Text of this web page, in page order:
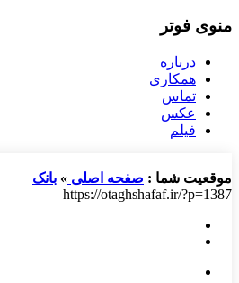
منوی فوتر
درباره
همکاری
تماس
عکس
فیلم
موقعیت شما : صفحه اصلی » بانک
https://otaghshafaf.ir/?p=1387